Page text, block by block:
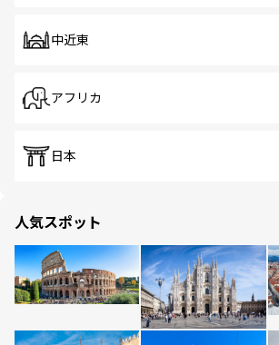
中近東
アフリカ
日本
人気スポット